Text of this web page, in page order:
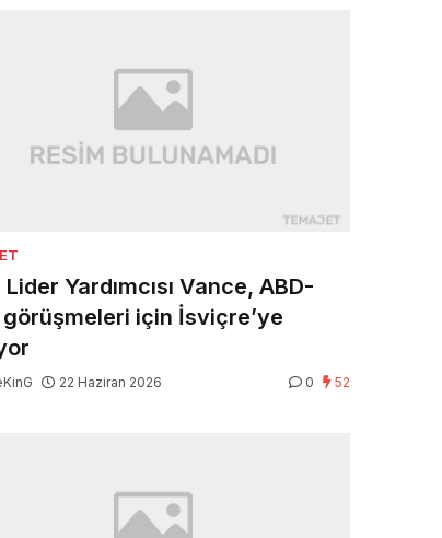
Lider Yardımcısı Vance, ABD-
için İsviçre’ye
22 Haziran 2026 0 52